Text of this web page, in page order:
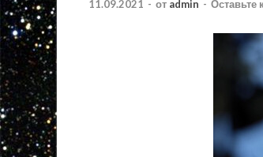
11.09.2021 - от admin - Оставьте